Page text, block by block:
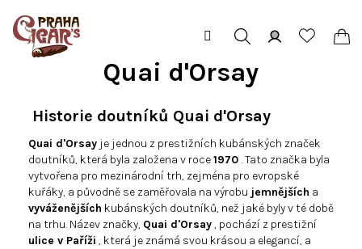
obsah
Quai d'Orsay
Historie doutníků Quai d'Orsay
Quai d'Orsay je jednou z prestižních kubánských značek
doutníků, která byla založena v roce1970. Tato značka byla
vytvořena pro mezinárodní trh, zejména pro evropské
kuřáky, a původně se zaměřovala na výrobu jemnějších a
vyváženějších kubánských doutníků, než jaké byly v té době
na trhu. Název značky, Quai d'Orsay, pochází z prestižní
ulice v Paříži , která je známá svou krásou a elegancí, a